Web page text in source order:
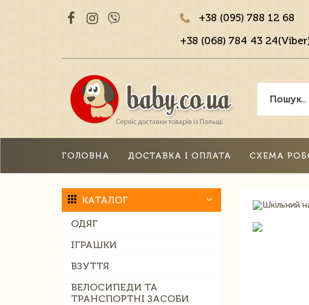
+38 (095) 788 12 68
+38 (068) 784 43
ГОЛОВНА ДОСТАВКА І ОПЛАТА СХЕМА
КАТАЛОГ
ОДЯГ
ІГРАШКИ
ВЗУТТЯ
ВЕЛОСИПЕДИ ТА
ТРАНСПОРТНІ ЗАСОБИ